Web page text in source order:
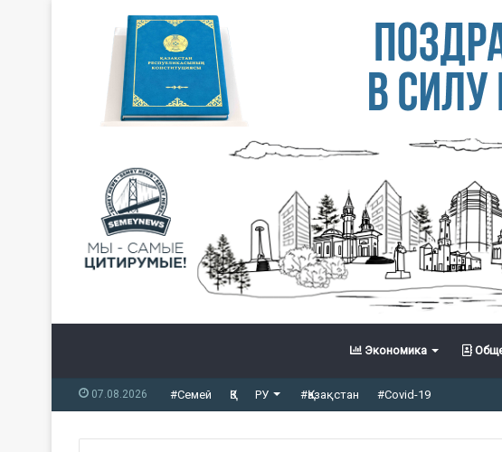
Экономика
07.08.2026 #Семей ҚЗ РУ #Қазақстан #Covid-19